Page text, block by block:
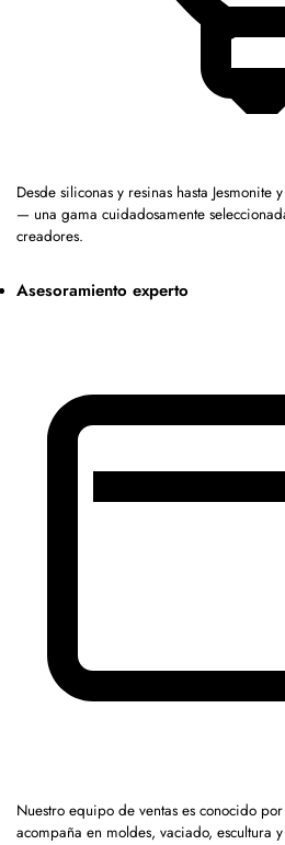
Desde siliconas y resinas hasta Jesmonite
— una gama cuidadosamente
creadores.
Asesoramiento experto
Nuestro equipo de ventas es conocido
acompaña en moldes, vaciado, escultura